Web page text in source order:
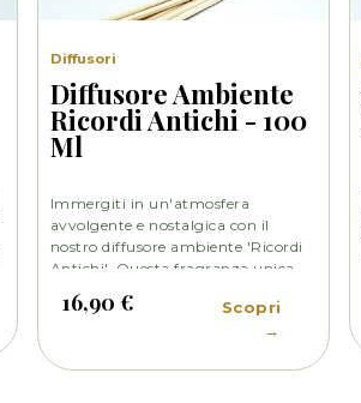
Diffusori
Diffusore Ambiente
Ricordi Antichi - 100
Ml
Immergiti in un'atmosfera
avvolgente e nostalgica con il
nostro diffusore ambiente 'Ricordi
Antichi'. Questa fragranza unica
dolci datteri e irresistibile miele,
creando un'esperienza sensoriale
16,90 €
Scopri
→